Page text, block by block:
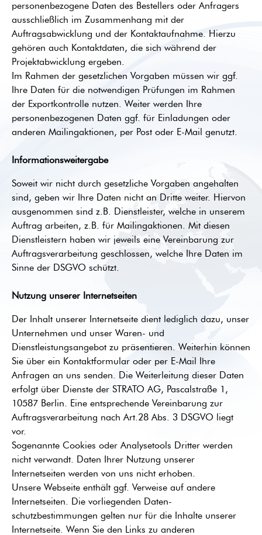
personenbezogene Daten des Bestellers oder Anfragers
ausschließlich im Zusammenhang mit der
Auftragsabwicklung und der Kontaktaufnahme. Hierzu
gehören auch Kontaktdaten, die sich während der
Projektabwicklung ergeben.
Im Rahmen der gesetzlichen Vorgaben müssen wir ggf.
Ihre Daten für die notwendigen Prüfungen im Rahmen
der Exportkontrolle nutzen. Weiter werden Ihre
personenbezogenen Daten ggf. für Einladungen oder
anderen Mailingaktionen, per Post oder E-Mail genutzt.
Informationsweitergabe
Soweit wir nicht durch gesetzliche Vorgaben angehalten
sind, geben wir Ihre Daten nicht an Dritte weiter. Hiervon
ausgenommen sind z.B. Dienstleister, welche in unserem
Auftrag arbeiten, z.B. für Mailingaktionen. Mit diesen
Dienstleistern haben wir jeweils eine Vereinbarung zur
Auftragsverarbeitung geschlossen, welche Ihre Daten im
Sinne der DSGVO schützt.
Nutzung unserer Internetseiten
Der Inhalt unserer Internetseite dient lediglich dazu, unser
Unternehmen und unser Waren- und
Dienstleistungsangebot zu präsentieren. Weiterhin können
Sie über ein Kontaktformular oder per E-Mail Ihre
Anfragen an uns senden. Die Weiterleitung dieser Daten
erfolgt über Dienste der STRATO AG, Pascalstraße 1,
10587 Berlin. Eine entsprechende Vereinbarung zur
Auftragsverarbeitung nach Art.28 Abs. 3 DSGVO liegt
vor.
Sogenannte Cookies oder Analysetools Dritter werden
nicht verwandt. Daten Ihrer Nutzung unserer
Internetseiten werden von uns nicht erhoben.
Unsere Webseite enthält ggf. Verweise auf andere
Internetseiten. Die vorliegenden Daten-
schutzbestimmungen gelten nur für die Inhalte unserer
Internetseite. Wenn Sie den Links zu anderen